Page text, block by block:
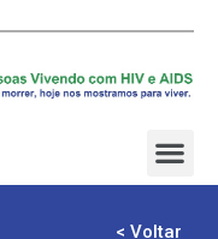
< Voltar